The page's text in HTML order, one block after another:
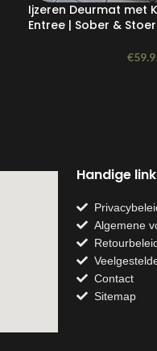
Ijzeren Deurmat met
Entree | Sober & Stoer
€
Handige
Algemene
Contact
Sitemap